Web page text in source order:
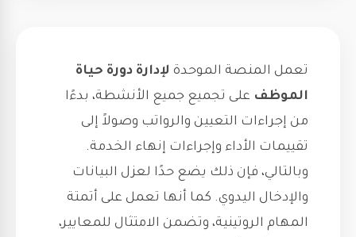
تعمل المنصة الموحدة لإدارة دورة حياة
الموظف على تجميع جميع الأنشطة، بدءًا
من إجراءات التعيين والرواتب وصولاً إلى
تقييمات الأداء وإجراءات إنهاء الخدمة.
وبالتالي، فإن ذلك يضع حدًا لعزل البيانات
والإدخال اليدوي. كما أنها تعمل على أتمتة
المهام الروتينية، وتضمن الامتثال للمعايير،